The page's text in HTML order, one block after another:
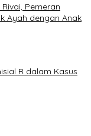
Pemeran
Ayah dengan Anak
R dalam Kasus